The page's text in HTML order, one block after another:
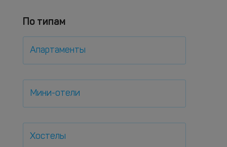
По типам
Апартаменты
Мини-отели
Хостелы